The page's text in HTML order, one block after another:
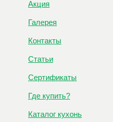
Акция
Галерея
Контакты
Статьи
Сертификаты
Где купить?
Каталог кухонь